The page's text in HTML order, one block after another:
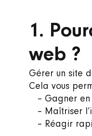
1.
web ?
Gérer un site
Cela vous
– Gagner en
– Maîtriser
– Réagir